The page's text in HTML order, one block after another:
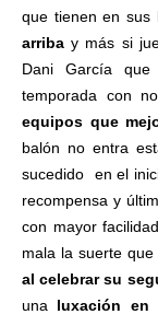
que tienen en sus
arribay más si
Dani García
temporada con
equipos que
balón no entra
sucedido en el
recompensa y
con mayor
mala la suerte
al celebrar su
una luxación en